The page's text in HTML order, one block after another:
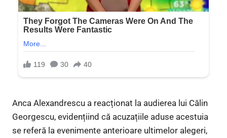
Anca Alexandrescu a reacționat la audierea lui Călin
Georgescu, evidențiind că acuzațiile aduse acestuia
se referă la evenimente anterioare ultimelor alegeri,